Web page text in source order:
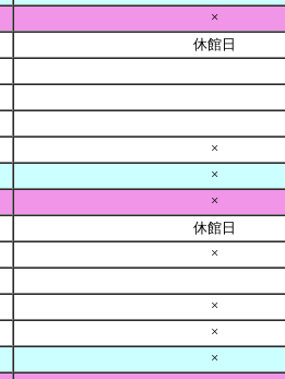
×
休館日
×
×
×
休館日
×
×
×
×